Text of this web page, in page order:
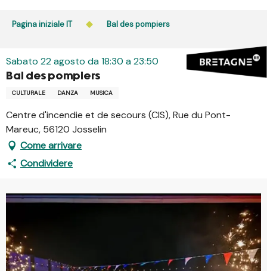
Pagina iniziale IT Bal des pompiers
Sabato 22 agosto da 18:30 a 23:50
Bal des pompiers
CULTURALE DANZA MUSICA
Centre d'incendie et de secours (CIS), Rue du Pont-
Mareuc, 56120 Josselin
Come arrivare
Condividere